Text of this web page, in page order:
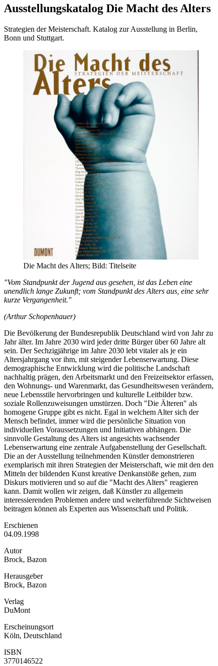
Ausstellungskatalog Die Macht des Alters
Strategien der Meisterschaft. Katalog zur Ausstellung in Berlin,
Bonn und Stuttgart.
Die Macht des Alters; Bild: Titelseite
"Vom Standpunkt der Jugend aus gesehen, ist das Leben eine
unendlich lange Zukunft; vom Standpunkt des Alters aus, eine sehr
kurze Vergangenheit."
(Arthur Schopenhauer)
Die Bevölkerung der Bundesrepublik Deutschland wird von Jahr zu
Jahr älter. Im Jahre 2030 wird jeder dritte Bürger über 60 Jahre alt
sein. Der Sechzigjährige im Jahre 2030 lebt vitaler als je ein
Altersjahrgang vor ihm, mit steigender Lebenserwartung. Diese
demographische Entwicklung wird die politische Landschaft
nachhaltig prägen, den Arbeitsmarkt und den Freizeitsektor erfassen,
den Wohnungs- und Warenmarkt, das Gesundheitswesen verändern,
neue Lebensstile hervorbringen und kulturelle Leitbilder bzw.
soziale Rollenzuweisungen umstürzen. Doch "Die Älteren" als
homogene Gruppe gibt es nicht. Egal in welchem Alter sich der
Mensch befindet, immer wird die persönliche Situation von
individuellen Voraussetzungen und Initiativen abhängen. Die
sinnvolle Gestaltung des Alters ist angesichts wachsender
Lebenserwartung eine zentrale Aufgabenstellung der Gesellschaft.
Die an der Ausstellung teilnehmenden Künstler demonstrieren
exemplarisch mit ihren Strategien der Meisterschaft, wie mit den den
Mitteln der bildenden Kunst kreative Denkanstöße gehen, zum
Diskurs motivieren und so auf die "Macht des Alters" reagieren
kann. Damit wollen wir zeigen, daß Künstler zu allgemein
interessierenden Problemen andere und weiterführende Sichtweisen
beitragen können als Experten aus Wissenschaft und Politik.
Erschienen
04.09.1998
Autor
Brock, Bazon
Herausgeber
Brock, Bazon
Verlag
DuMont
Erscheinungsort
Köln, Deutschland
ISBN
3770146522